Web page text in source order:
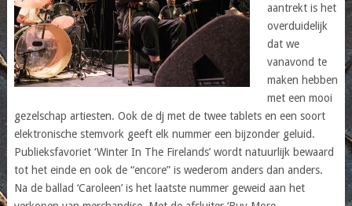
aantrekt is het
overduidelijk
dat we
vanavond te
maken hebben
met een mooi
gezelschap artiesten. Ook de dj met de twee tablets en een soort
elektronische stemvork geeft elk nummer een bijzonder geluid.
Publieksfavoriet ‘Winter In The Firelands’ wordt natuurlijk bewaard
tot het einde en ook de “encore” is wederom anders dan anders.
Na de ballad ‘Caroleen’ is het laatste nummer geweid aan het